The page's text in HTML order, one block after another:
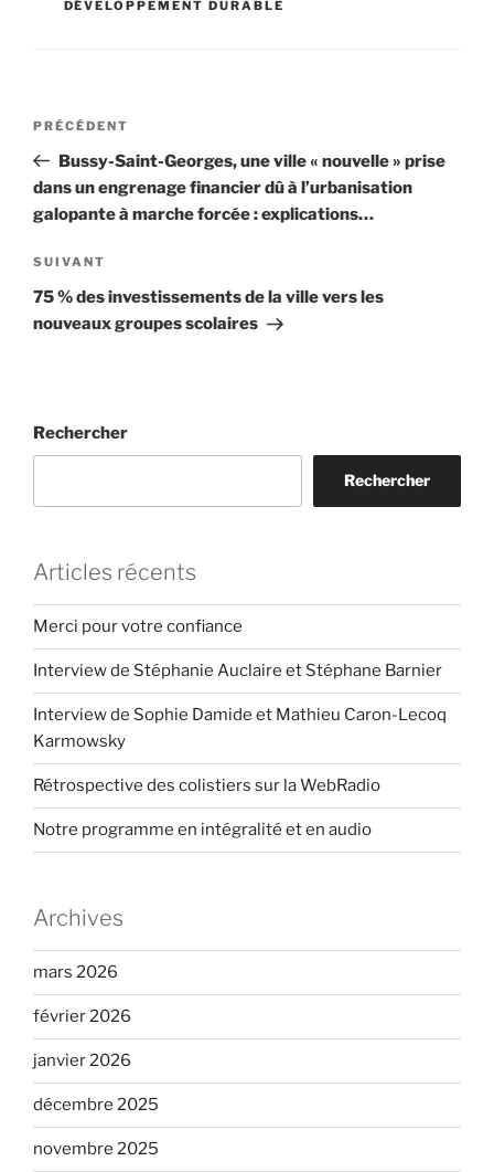
DÉVELOPPEMENT DURABLE
Navigation
l’article
Article
précédent
PRÉCÉDENT
Bussy-Saint-Georges, une ville « nouvelle » prise
dans un engrenage financier dû à l’urbanisation
galopante à marche forcée : explications…
Article
suivant
SUIVANT
75 % des investissements de la ville vers les
nouveaux groupes scolaires
Rechercher
Rechercher
Articles récents
Merci pour votre confiance
Interview de Stéphanie Auclaire et Stéphane Barnier
Interview de Sophie Damide et Mathieu Caron-Lecoq
Karmowsky
Rétrospective des colistiers sur la WebRadio
Notre programme en intégralité et en audio
Archives
mars 2026
février 2026
janvier 2026
décembre 2025
novembre 2025